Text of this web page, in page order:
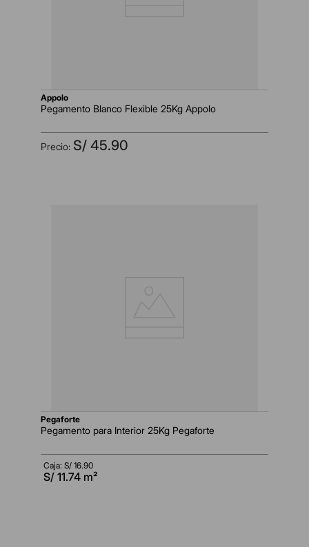
appolo
Pegamento Blanco Flexible 25Kg Appolo
S/ 45.90
pegaforte
Pegamento para Interior 25Kg Pegaforte
Caja: S/ 16.90
S/ 11.74 m²